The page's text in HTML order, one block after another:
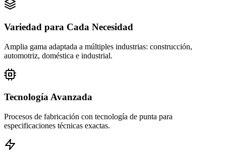
Variedad para Cada Necesidad
Amplia gama adaptada a múltiples industrias: construcción,
automotriz, doméstica e industrial.
Tecnología Avanzada
Procesos de fabricación con tecnología de punta para
especificaciones técnicas exactas.